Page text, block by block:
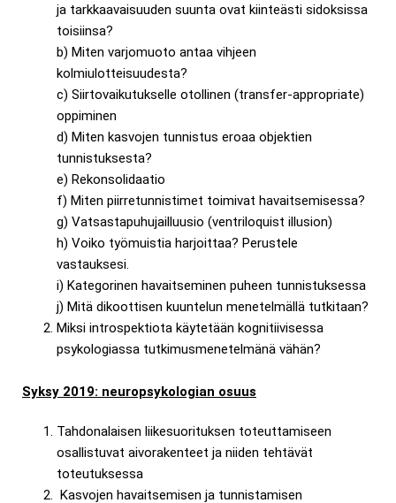
ja tarkkaavaisuuden suunta ovat kiinteästi sidoksissa
toisiinsa?
b) Miten varjomuoto antaa vihjeen
kolmiulotteisuudesta?
c) Siirtovaikutukselle otollinen (transfer-appropriate)
oppiminen
d) Miten kasvojen tunnistus eroaa objektien
tunnistuksesta?
e) Rekonsolidaatio
f) Miten piirretunnistimet toimivat havaitsemisessa?
g) Vatsastapuhujailluusio (ventriloquist illusion)
h) Voiko työmuistia harjoittaa? Perustele
vastauksesi.
i) Kategorinen havaitseminen puheen tunnistuksessa
j) Mitä dikoottisen kuuntelun menetelmällä tutkitaan?
Miksi introspektiota käytetään kognitiivisessa
psykologiassa tutkimusmenetelmänä vähän?
Syksy 2019: neuropsykologian osuus
Tahdonalaisen liikesuorituksen toteuttamiseen
osallistuvat aivorakenteet ja niiden tehtävät
toteutuksessa
Kasvojen havaitsemisen ja tunnistamisen